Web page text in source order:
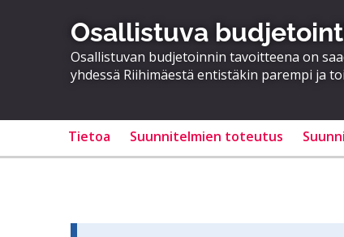
Osallistuva
Osallistuvan budjetoinnin tavoitteena on
yhdessä Riihimäestä entistäkin parempi ja
Tietoa Suunnitelmien toteutus